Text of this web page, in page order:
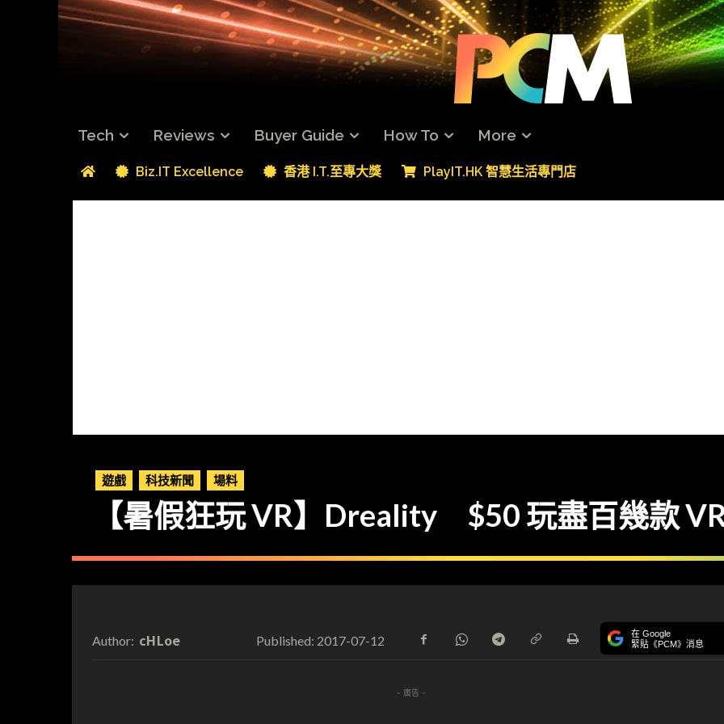
Tech Reviews Buyer Guide How To More
Biz.IT Excellence 香港 I.T.至專大獎 PlayIT.HK 智慧生活專門店
遊戲 科技新聞 場料
【暑假狂玩 VR】Dreality $50 玩盡百幾款
Author: cHLoe Published: 2017-07-12 在 Google
緊貼《PCM》消息
- 廣告 -